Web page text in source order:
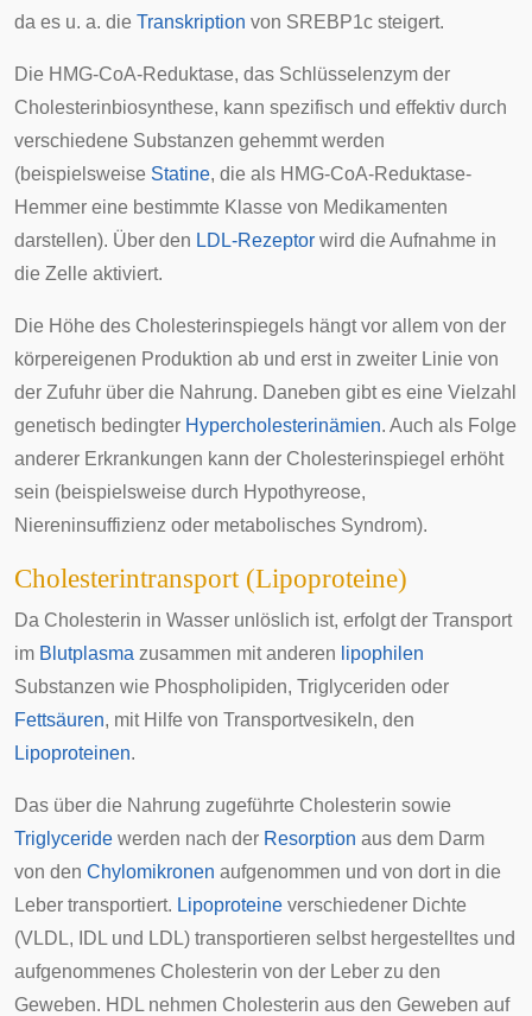
da es u. a. die Transkription von SREBP1c steigert.
Die HMG-CoA-Reduktase, das Schlüsselenzym der
Cholesterinbiosynthese, kann spezifisch und effektiv durch
verschiedene Substanzen gehemmt werden
(beispielsweise Statine, die als HMG-CoA-Reduktase-
Hemmer eine bestimmte Klasse von Medikamenten
darstellen). Über den LDL-Rezeptor wird die Aufnahme in
die Zelle aktiviert.
Die Höhe des Cholesterinspiegels hängt vor allem von der
körpereigenen Produktion ab und erst in zweiter Linie von
der Zufuhr über die Nahrung. Daneben gibt es eine Vielzahl
genetisch bedingter Hypercholesterinämien. Auch als Folge
anderer Erkrankungen kann der Cholesterinspiegel erhöht
sein (beispielsweise durch Hypothyreose,
Niereninsuffizienz oder metabolisches Syndrom).
Cholesterintransport (Lipoproteine)
Da Cholesterin in Wasser unlöslich ist, erfolgt der Transport
im Blutplasma zusammen mit anderen lipophilen
Substanzen wie Phospholipiden, Triglyceriden oder
Fettsäuren, mit Hilfe von Transportvesikeln, den
Lipoproteinen.
Das über die Nahrung zugeführte Cholesterin sowie
Triglyceride werden nach der Resorption aus dem Darm
von den Chylomikronen aufgenommen und von dort in die
Leber transportiert. Lipoproteine verschiedener Dichte
(VLDL, IDL und LDL) transportieren selbst hergestelltes und
aufgenommenes Cholesterin von der Leber zu den
Geweben. HDL nehmen Cholesterin aus den Geweben auf